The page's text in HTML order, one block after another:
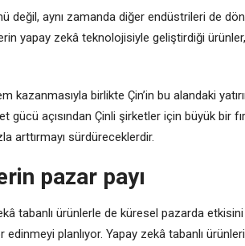
değil, aynı zamanda diğer endüstrileri de
yapay zekâ teknolojisiyle geliştirdiği
birlikte Çin’in bu alandaki
açısından Çinli şirketler için büyük bir
arttırmayı sürdüreceklerdir.
pazar payı
tabanlı ürünlerle de küresel pazarda etkisini
planlıyor. Yapay zekâ tabanlı